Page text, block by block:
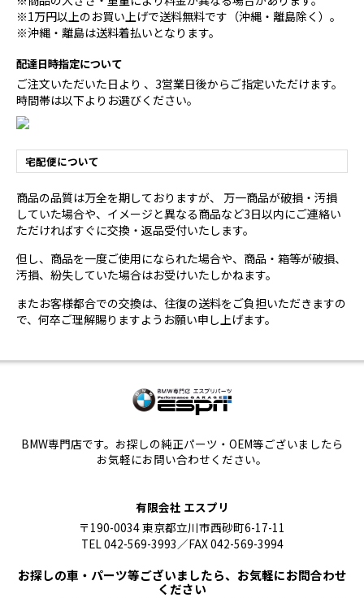
※1万円以上のお買い上げで送料無料です（沖縄・離島除く）。
※沖縄・離島は送料着払いとなります。
配達日時指定について
ご注文いただいた日より 、3営業日後からご指定いただけます。
時間帯は以下よりお選びください。
宅配便について
商品の品質は万全を期しておりますが、 万一商品が破損・汚損
していた場合や、イメージと異なる商品など3日以内にご連絡い
ただければすぐに交換・返品受付いたします。
但し、商品を一度ご使用になられた場合や、商品・箱等が破損、
汚損、紛失していた場合はお受けいたしかねます。
またお客様都合での交換は、往復の送料をご負担いただきますの
で、何卒ご理解賜りますようお願い申し上げます。
BMW専門店です。お探しの純正パーツ・OEM等ございましたら
お気軽にお問い合わせください。
有限会社 エスプリ
〒190-0034 東京都立川市西砂町6-17-11
TEL 042-569-3993／FAX 042-569-3994
お探しの車・パーツ等ございましたら、お気軽にお問合わせ
ください